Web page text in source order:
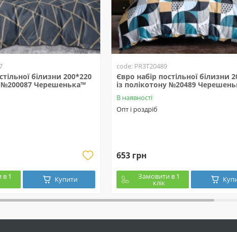
білизни 200*220
№200087 Черешенька™
1 Купити
code: PR3T20489
Євро набір постільної білизни
із полікотону №20489
В наявності
Опт і роздріб
653 грн
Замовити в 1
клік